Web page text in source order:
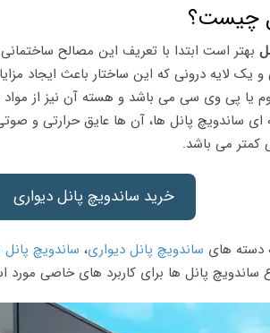
چیست؟
بهتر است ابتدا با تعریف این مصالح
و یک لایه درونی که این ساختار باعث ایجاد
یا پی وی سی می باشد و هسته آن نیز از مواد
ای ساندویچ پانل ها، آن ها عایق حرارتی و
کمتر می باشد.
خرید ساندویچ پانل دیواری
دسته های ساندویچ پانل دیواری، ساندویچ
پانل ها برای کاربرد های خاصی مورد